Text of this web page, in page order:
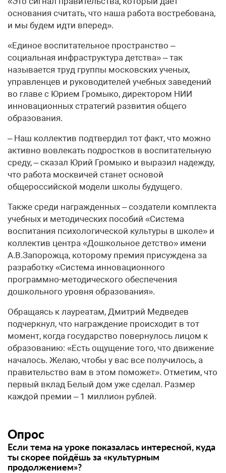
основания считать, что наша работа востребована,
и мы будем идти вперед».
«Единое воспитательное пространство –
социальная инфраструктура детства» – так
называется труд группы московских ученых,
управленцев и руководителей учебных заведений
во главе с Юрием Громыко, директором НИИ
инновационных стратегий развития общего
образования.
– Наш коллектив подтвердил тот факт, что можно
активно вовлекать подростков в воспитательную
среду, – сказал Юрий Громыко и выразил надежду,
что работа москвичей станет основой
общероссийской модели школы будущего.
Также среди награжденных – создатели комплекта
учебных и методических пособий «Система
воспитания психологической культуры в школе» и
коллектив центра «Дошкольное детство» имени
А.В.Запорожца, которому премия присуждена за
разработку «Система инновационного
программно-методического обеспечения
дошкольного уровня образования».
Обращаясь к лауреатам, Дмитрий Медведев
подчеркнул, что награждение происходит в тот
момент, когда государство повернулось лицом к
образованию: «Есть ощущение того, что движение
началось. Желаю, чтобы у вас все получилось, а
правительство вам в этом поможет». Отметим, что
первый вклад Белый дом уже сделал. Размер
каждой премии – 1 миллион рублей.
Опрос
Если тема на уроке показалась интересной, куда
ты скорее пойдёшь за «культурным
продолжением»?